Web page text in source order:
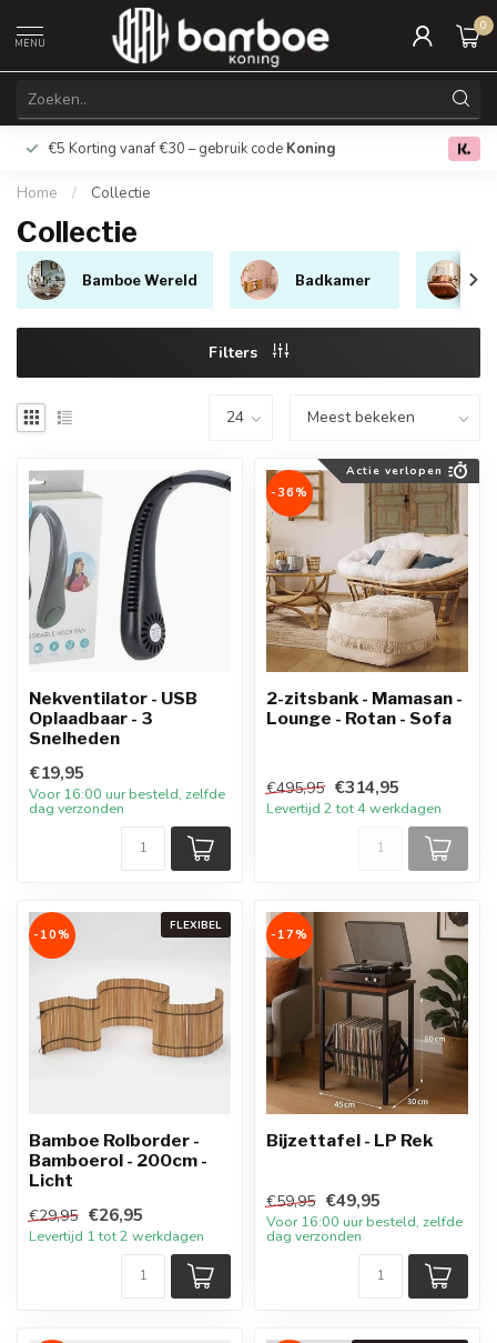
MENU
0
€5 Korting vanaf €30 – gebruik code Koning Gratis
Home / Collectie
Collectie
Bamboe Wereld Badkamer
Filters
Nekventilator - USB
Oplaadbaar - 3
Snelheden
€19,95
Voor 16:00 uur besteld, zelfde
dag verzonden
Actie verlopen
-36%
2-zitsbank - Mamasan -
Lounge - Rotan - Sofa
€495,95 €314,95
Levertijd 2 tot 4 werkdagen
FLEXIBEL
-10%
Bamboe Rolborder -
Bamboerol - 200cm -
Licht
€29,95 €26,95
Levertijd 1 tot 2 werkdagen
-17%
Bijzettafel - LP Rek
€59,95 €49,95
Voor 16:00 uur besteld, zelfde
dag verzonden